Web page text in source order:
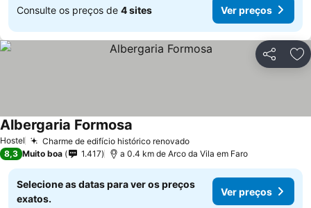
Consulte os preços de 4 sites Ver preços
Partilhar
Hostel Charme de edifício histórico renovado
Albergaria Formosa
8,3 Muito boa 1.417 a 0.4 km de Arco da Vila em Faro
Selecione as datas para ver os preços
exatos.
Ver preços